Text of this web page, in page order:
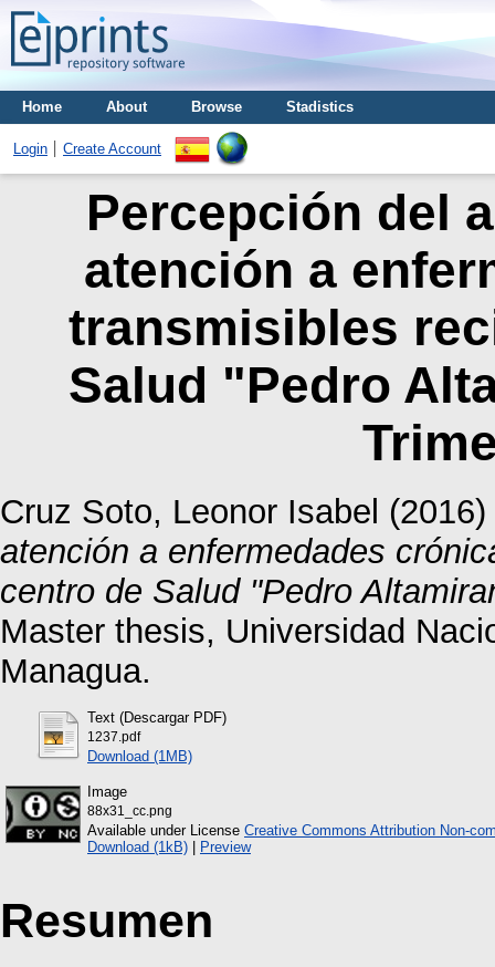
Home About Browse Stadistics
Login Create Account
Percepción del
atención a
transmisibles
Salud "Pedro
Cruz Soto, Leonor Isabel (2016)
atención a enfermedades
centro de Salud "Pedro
Master thesis, Universidad
Managua.
Text (Descargar PDF)
1237.pdf
Download (1MB)
Image
88x31_cc.png
Available under License Creative Commons Attribution Non-
Download (1kB) | Preview
Resumen